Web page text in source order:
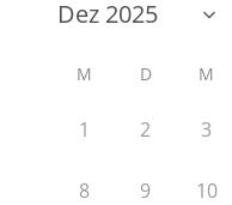
M D M
1 2 3
8 9 10